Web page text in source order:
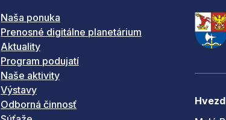
Naša ponuka
Prenosné digitálne planetárium
Aktuality
Program podujatí
Naše aktivity
Výstavy
Odborná činnosť